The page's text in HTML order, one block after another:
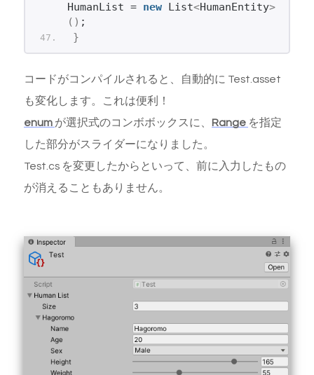
HumanList = new List<HumanEntity>
() ;
}
コードがコンパイルされると、自動的に Test.asset
も変化します。これは便利！
enum が選択式のコンボボックスに、 Range を指定
した部分がスライダーになりました。
Test.cs を変更したからといって、前に入力したもの
が消えることもありません。